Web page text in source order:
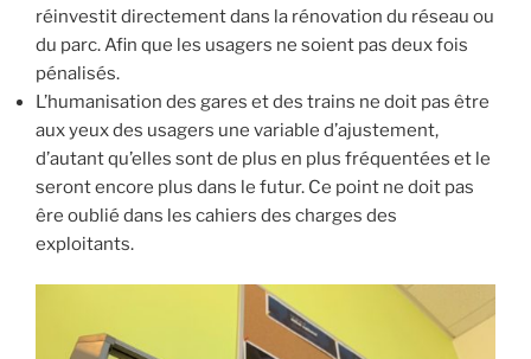
réinvestit directement dans la rénovation du réseau ou
du parc. Afin que les usagers ne soient pas deux fois
pénalisés.
L’humanisation des gares et des trains ne doit pas être
aux yeux des usagers une variable d’ajustement,
d’autant qu’elles sont de plus en plus fréquentées et le
seront encore plus dans le futur. Ce point ne doit pas
êre oublié dans les cahiers des charges des
exploitants.